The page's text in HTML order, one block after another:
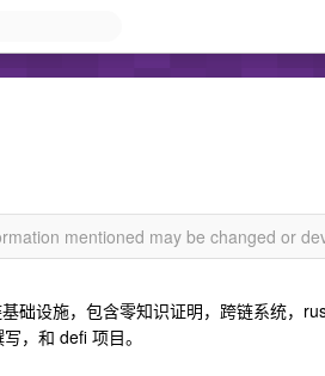
mentioned may be changed or
础设施，包含零知识证明，跨链系统，
，和 defi 项目。